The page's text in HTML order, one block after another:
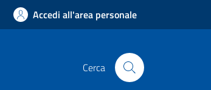
Accedi all'area personale
Cerca